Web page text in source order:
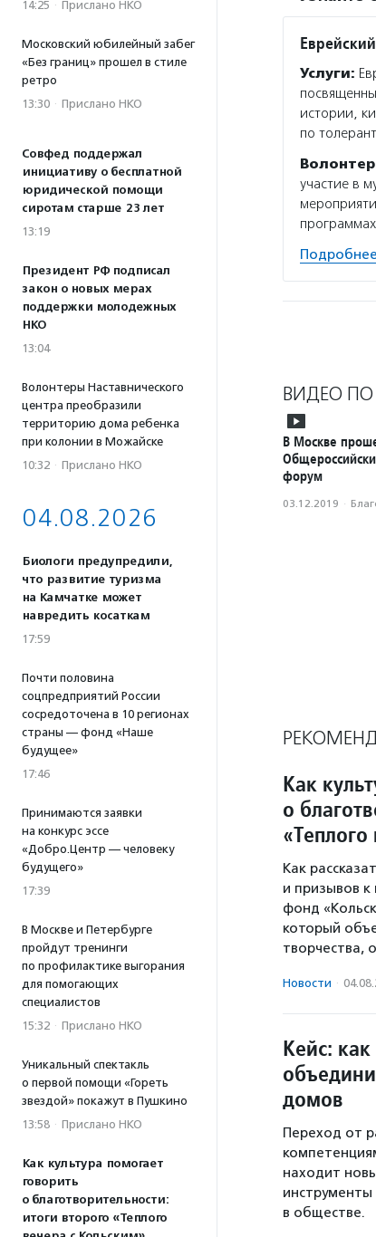
14:25 · Прислано НКО
Московский юбилейный забег
«Без границ» прошел в стиле
ретро
13:30 · Прислано НКО
Совфед поддержал
инициативу о бесплатной
юридической помощи
сиротам старше 23 лет
13:19
Президент РФ подписал
закон о новых мерах
поддержки молодежных
НКО
13:04
Волонтеры Наставнического
центра преобразили
территорию дома ребенка
при колонии в Можайске
10:32 · Прислано НКО
04.08.2026
Биологи предупредили,
что развитие туризма
на Камчатке может
навредить косаткам
17:59
Почти половина
соцпредприятий России
сосредоточена в 10 регионах
страны — фонд «Наше
будущее»
17:46
Принимаются заявки
на конкурс эссе
«Добро.Центр — человеку
будущего»
17:39
В Москве и Петербурге
пройдут тренинги
по профилактике выгорания
для помогающих
специалистов
15:32 · Прислано НКО
Уникальный спектакль
о первой помощи «Гореть
звездой» покажут в Пушкино
13:58 · Прислано НКО
Как культура помогает
говорить
о благотворительности:
итоги второго «Теплого
Услуги:
истории,
по
участие в
Подробнее
ВИДЕО
В Москве
форум
03.12.2019 ·
Как
о
Как
и призывов
фонд
который
творчества,
Новости ·
Кейс:
домов
Переход от
находит
в обществе.